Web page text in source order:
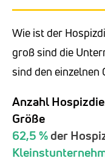
Wie ist der
groß sind die
sind den einzelnen
Anzahl
Größe
62,5 %der